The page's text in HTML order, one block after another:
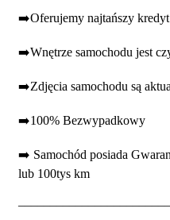
➡️Oferujemy najtańszy
➡️Wnętrze samochodu jest
➡️Zdjęcia samochodu są
➡️100% Bezwypadkowy
➡️ Samochód posiada
lub 100tys km